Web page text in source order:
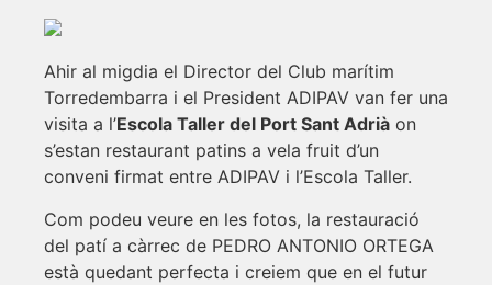
Ahir al migdia el Director del Club marítim
Torredembarra i el President ADIPAV van fer una
visita a l’Escola Taller del Port Sant Adrià on
s’estan restaurant patins a vela fruit d’un
conveni firmat entre ADIPAV i l’Escola Taller.
Com podeu veure en les fotos, la restauració
del patí a càrrec de PEDRO ANTONIO ORTEGA
està quedant perfecta i creiem que en el futur